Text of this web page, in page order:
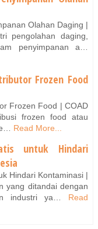
Olahan Daging |
pengolahan daging,
penyimpanan a…
Frozen Food
Frozen Food | COAD
frozen food atau
Read More...
untuk Hindari
Hindari Kontaminasi |
yang ditandai dengan
industri ya…
Read